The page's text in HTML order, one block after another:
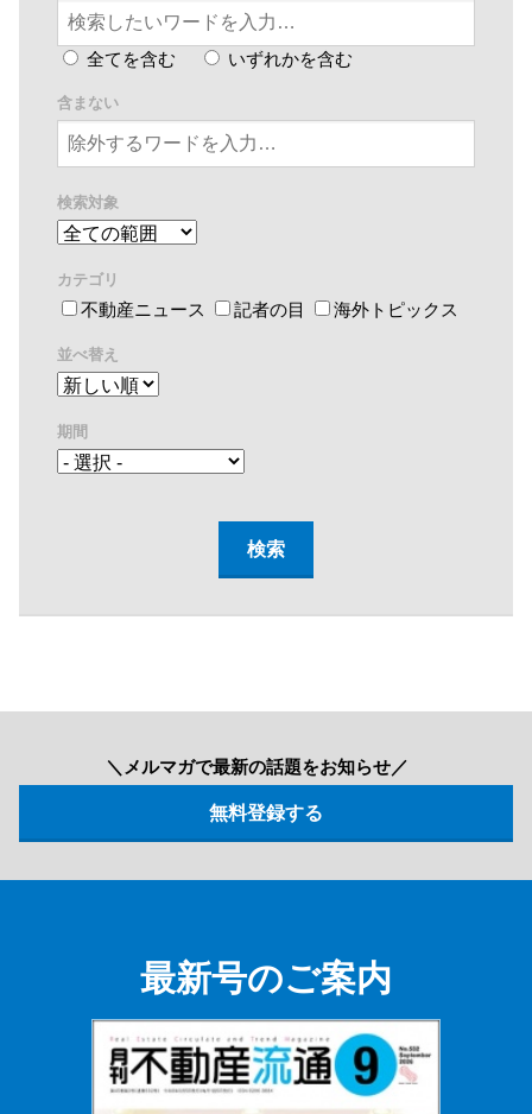
全てを含む いずれかを含む
含まない
検索対象
カテゴリ
不動産ニュース 記者の目 海外トピックス
並べ替え
期間
＼メルマガで最新の話題をお知らせ／
最新号のご案内